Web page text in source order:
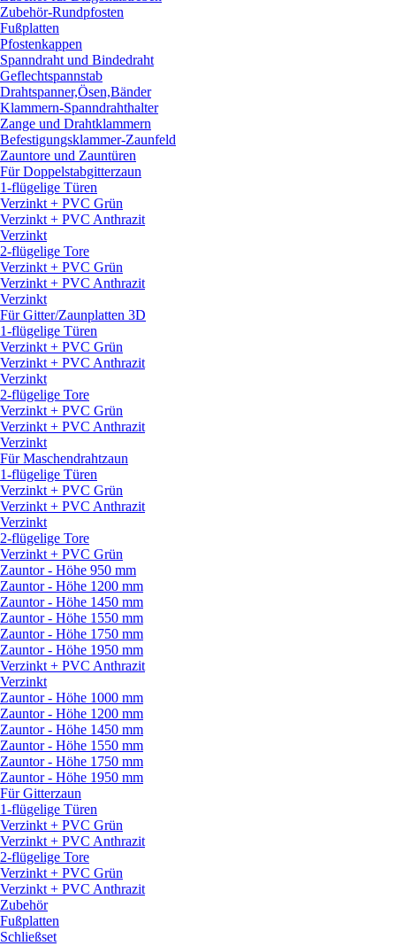
Zubehör-Rundpfosten
Fußplatten
Pfostenkappen
Spanndraht und Bindedraht
Geflechtspannstab
Drahtspanner,Ösen,Bänder
Klammern-Spanndrahthalter
Zange und Drahtklammern
Befestigungsklammer-Zaunfeld
Zauntore und Zauntüren
Für Doppelstabgitterzaun
1-flügelige Türen
Verzinkt + PVC Grün
Verzinkt + PVC Anthrazit
Verzinkt
2-flügelige Tore
Verzinkt + PVC Grün
Verzinkt + PVC Anthrazit
Verzinkt
Für Gitter/Zaunplatten 3D
1-flügelige Türen
Verzinkt + PVC Grün
Verzinkt + PVC Anthrazit
Verzinkt
2-flügelige Tore
Verzinkt + PVC Grün
Verzinkt + PVC Anthrazit
Verzinkt
Für Maschendrahtzaun
1-flügelige Türen
Verzinkt + PVC Grün
Verzinkt + PVC Anthrazit
Verzinkt
2-flügelige Tore
Verzinkt + PVC Grün
Zauntor - Höhe 950 mm
Zauntor - Höhe 1200 mm
Zauntor - Höhe 1450 mm
Zauntor - Höhe 1550 mm
Zauntor - Höhe 1750 mm
Zauntor - Höhe 1950 mm
Verzinkt + PVC Anthrazit
Verzinkt
Zauntor - Höhe 1000 mm
Zauntor - Höhe 1200 mm
Zauntor - Höhe 1450 mm
Zauntor - Höhe 1550 mm
Zauntor - Höhe 1750 mm
Zauntor - Höhe 1950 mm
Für Gitterzaun
1-flügelige Türen
Verzinkt + PVC Grün
Verzinkt + PVC Anthrazit
2-flügelige Tore
Verzinkt + PVC Grün
Verzinkt + PVC Anthrazit
Zubehör
Fußplatten
Schließset